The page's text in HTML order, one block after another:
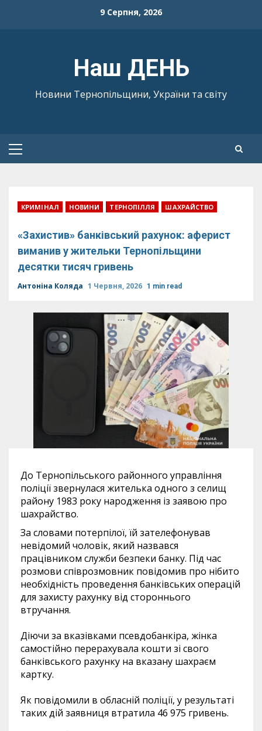
9 Серпня, 2026
Наш ДЕНЬ
Новини Тернопільщини, України та світу
Primary
КРИМІНАЛ НОВИНИ ТЕРНОПІЛЛЯ ШАХРАЙСТВО
«Захистив» банківський рахунок: аферист
виманив у жительки Тернопільщини
десятки тисяч гривень
Антоніна Коляда 1 Червня, 2026 1 min read
До Тернопільського районного управління
поліції звернулася жителька одного з селищ
району 1983 року народження із заявою про
шахрайство.
За словами потерпілої, їй зателефонував
невідомий чоловік, який назвався
працівником служби безпеки банку. Під час
розмови співрозмовник повідомив про нібито
необхідність проведення банківських операцій
для захисту рахунку від стороннього
втручання.
Діючи за вказівками псевдобанкіра, жінка
самостійно перерахувала кошти зі свого
банківського рахунку на вказану шахраєм
картку.
Як повідомили в обласній поліції, у результаті
таких дій заявниця втратила 46 975 гривень.